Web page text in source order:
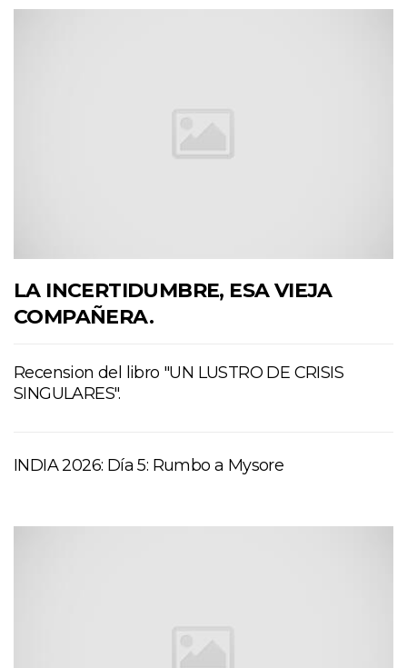
LA INCERTIDUMBRE, ESA VIEJA
COMPAÑERA.
Recension del libro "UN LUSTRO DE CRISIS
SINGULARES".
INDIA 2026: Día 5: Rumbo a Mysore